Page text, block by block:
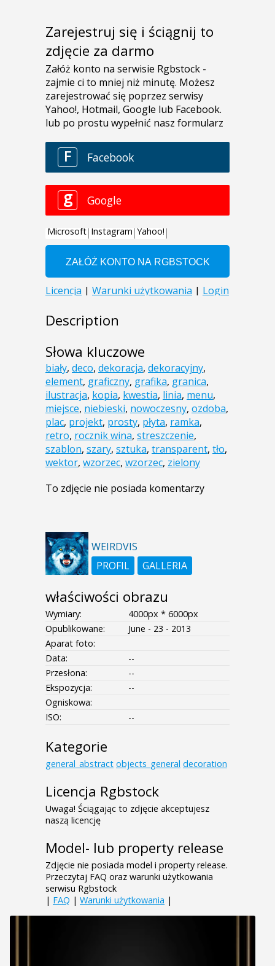
Zarejestruj się i ściągnij to
zdjęcie za darmo
Description
Słowa kluczowe
biały, deco, dekoracja, dekoracyjny,
element, graficzny, grafika, granica,
ilustracja, kopia, kwestia, linia, menu,
miejsce, niebieski, nowoczesny, ozdoba,
plac, projekt, prosty, płyta, ramka,
retro, rocznik wina, streszczenie,
szablon, szary, sztuka, transparent, tło,
wektor, wzorzec, wzorzec, zielony
To zdjęcie nie posiada komentarzy
WEIRDVIS
PROFIL
GALLERIA
właściwości obrazu
Wymiary:
4000px * 6000px
Opublikowane:
June - 23 - 2013
Aparat foto:
Data:
--
Przesłona:
--
Ekspozycja:
--
Ogniskowa:
ISO:
--
Kategorie
general_abstract objects_general decoration
Licencja Rgbstock
Uwaga! Ściągając to zdjęcie akceptujesz
naszą licencję
Model- lub property release
Zdjęcie nie posiada model i property release.
Przeczytaj FAQ oraz warunki użytkowania
serwisu Rgbstock
| FAQ | Warunki użytkowania |